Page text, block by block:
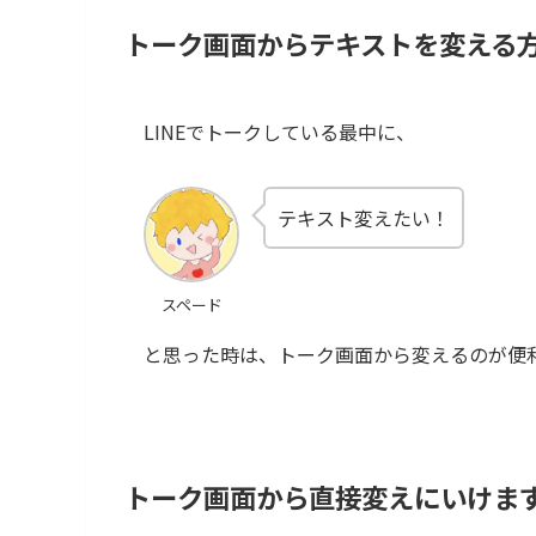
トーク画面からテキストを変える
LINEでトークしている最中に、
スペード
テキスト変えたい！
と思った時は、トーク画面から変えるのが便
トーク画面から直接変えにいけま